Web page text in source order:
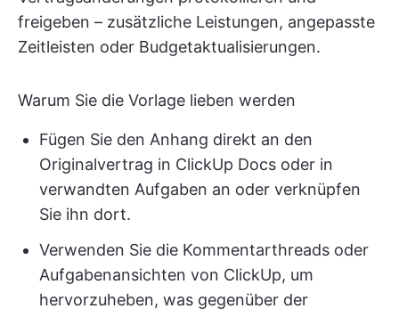
freigeben – zusätzliche Leistungen, angepasste
Zeitleisten oder Budgetaktualisierungen.
Warum Sie die Vorlage lieben werden
Fügen Sie den Anhang direkt an den
Originalvertrag in ClickUp Docs oder in
verwandten Aufgaben an oder verknüpfen
Sie ihn dort.
Verwenden Sie die Kommentarthreads oder
Aufgabenansichten von ClickUp, um
hervorzuheben, was gegenüber der